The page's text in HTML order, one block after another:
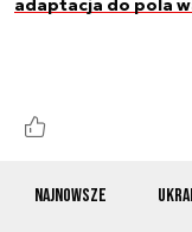
Najnowsze